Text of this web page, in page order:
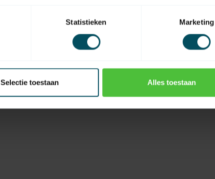
Statistieken Marketing
Selectie toestaan Alles toestaan